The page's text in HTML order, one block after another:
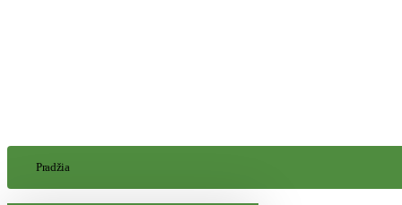
Pradžia